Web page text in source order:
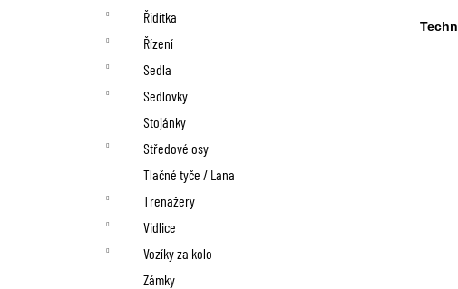
Řidítka
Řízení
Sedla
Sedlovky
Stojánky
Středové osy
Tlačné tyče / Lana
Trenažery
Vidlice
Vozíky za kolo
Zámky